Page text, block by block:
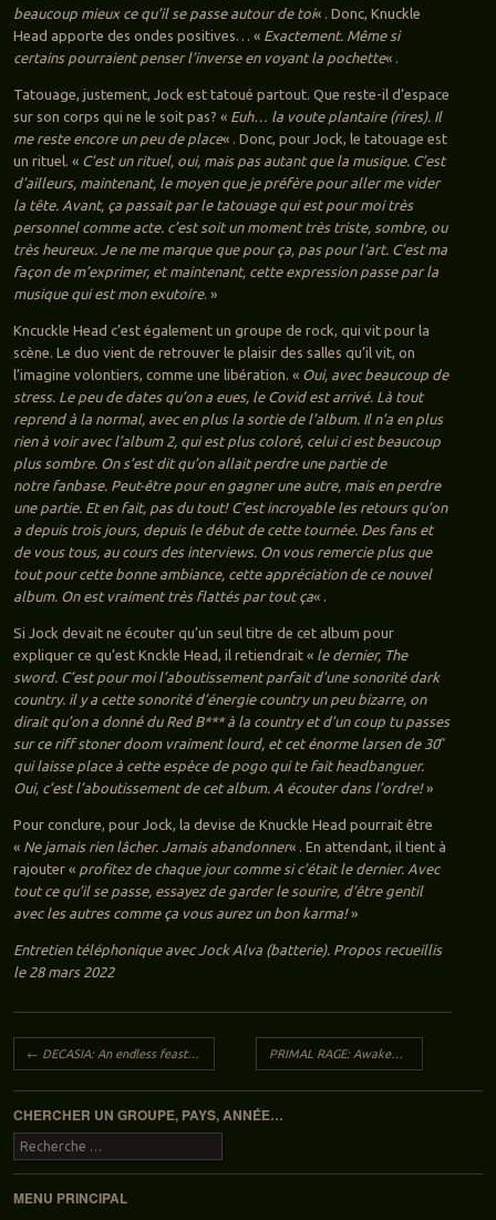
beaucoup mieux ce qu’il se passe autour de toi« . Donc, Knuckle
Head apporte des ondes positives… « Exactement. Même si
certains pourraient penser l’inverse en voyant la pochette« .
Tatouage, justement, Jock est tatoué partout. Que reste-il d’espace
sur son corps qui ne le soit pas? « Euh… la voute plantaire (rires). Il
me reste encore un peu de place« . Donc, pour Jock, le tatouage est
un rituel. « C’est un rituel, oui, mais pas autant que la musique. C’est
d’ailleurs, maintenant, le moyen que je préfère pour aller me vider
la tête. Avant, ça passait par le tatouage qui est pour moi très
personnel comme acte. c’est soit un moment très triste, sombre, ou
très heureux. Je ne me marque que pour ça, pas pour l’art. C’est ma
façon de m’exprimer, et maintenant, cette expression passe par la
musique qui est mon exutoire. »
Kncuckle Head c’est également un groupe de rock, qui vit pour la
scène. Le duo vient de retrouver le plaisir des salles qu’il vit, on
l’imagine volontiers, comme une libération. « Oui, avec beaucoup de
stress. Le peu de dates qu’on a eues, le Covid est arrivé. Là tout
reprend à la normal, avec en plus la sortie de l’album. Il n’a en plus
rien à voir avec l’album 2, qui est plus coloré, celui ci est beaucoup
plus sombre. On s’est dit qu’on allait perdre une partie de
notre fanbase. Peut-être pour en gagner une autre, mais en perdre
une partie. Et en fait, pas du tout! C’est incroyable les retours qu’on
a depuis trois jours, depuis le début de cette tournée. Des fans et
de vous tous, au cours des interviews. On vous remercie plus que
tout pour cette bonne ambiance, cette appréciation de ce nouvel
album. On est vraiment très flattés par tout ça« .
Si Jock devait ne écouter qu’un seul titre de cet album pour
expliquer ce qu’est Knckle Head, il retiendrait « le dernier, The
sword. C’est pour moi l’aboutissement parfait d’une sonorité dark
country. il y a cette sonorité d’énergie country un peu bizarre, on
dirait qu’on a donné du Red B*** à la country et d’un coup tu passes
sur ce riff stoner doom vraiment lourd, et cet énorme larsen de 30″
qui laisse place à cette espèce de pogo qui te fait headbanguer.
Oui, c’est l’aboutissement de cet album. A écouter dans l’ordre!»
Pour conclure, pour Jock, la devise de Knuckle Head pourrait être
« Ne jamais rien lâcher. Jamais abandonner« . En attendant, il tient à
rajouter « profitez de chaque jour comme si c’était le dernier. Avec
tout ce qu’il se passe, essayez de garder le sourire, d’être gentil
avec les autres comme ça vous aurez un bon karma!»
Entretien téléphonique avec Jock Alva (batterie). Propos recueillis
le 28 mars 2022
Navigation des articles
← DECASIA: An endless feast for hyenas PRIMAL RAGE: Awakening the masses
CHERCHER UN GROUPE, PAYS, ANNÉE…
Recherche
MENU PRINCIPAL